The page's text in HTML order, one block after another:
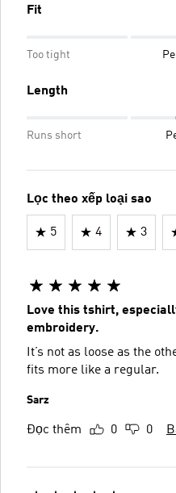
Fit
Too tight
Length
Runs short
Lọc theo xếp loại sao
5 4 3
Love this tshirt,
embroidery.
It’s not as loose as the
fits more like a regular.
Sarz
Đọc thêm 0 0